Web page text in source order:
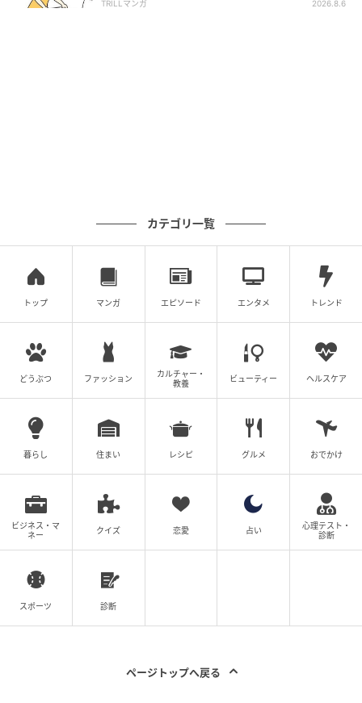
TRILLマンガ 2026.8.6
カテゴリ一覧
トップ マンガ エピソード エンタメ トレンド
どうぶつ ファッション
カルチャー・
教養
ビューティー ヘルスケア
暮らし 住まい レシピ グルメ おでかけ
ビジネス・マ
ネー
クイズ 恋愛 占い
心理テスト・
診断
スポーツ 診断
ページトップへ戻る